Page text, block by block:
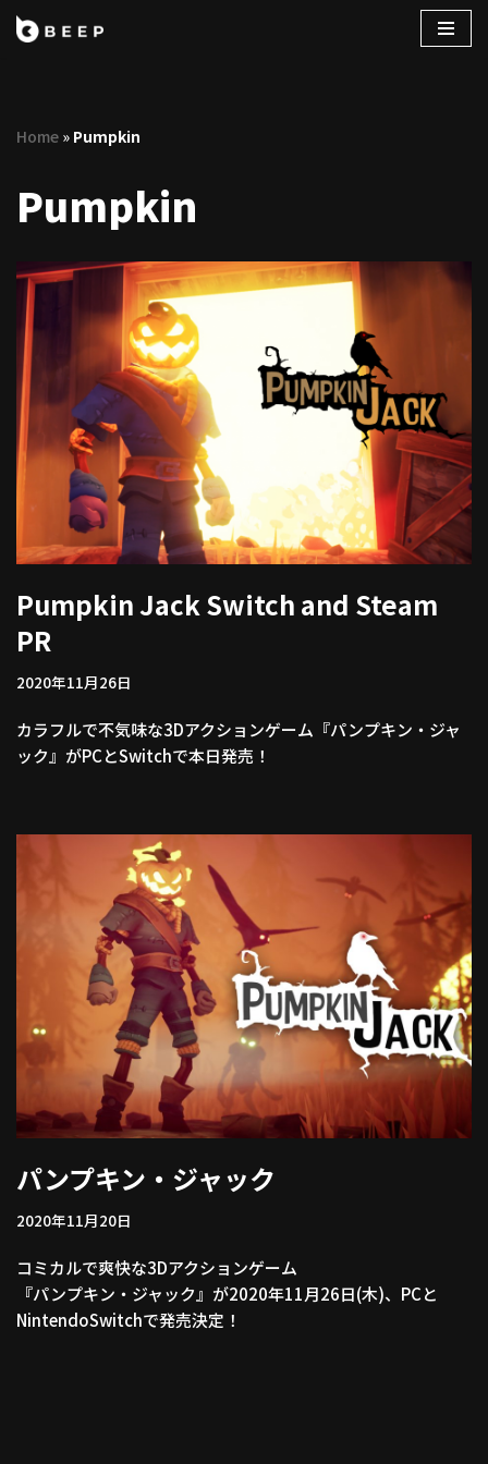
ン
へ
ス
ッ
プ
Home » Pumpkin
Pumpkin
Pumpkin Jack Switch and Steam
PR
2020年11月26日
カラフルで不気味な3Dアクションゲーム『パンプキン・ジャ
ック』がPCとSwitchで本日発売！
パンプキン・ジャック
2020年11月20日
コミカルで爽快な3Dアクションゲーム
『パンプキン・ジャック』が2020年11月26日(木)、PCと
NintendoSwitchで発売決定！